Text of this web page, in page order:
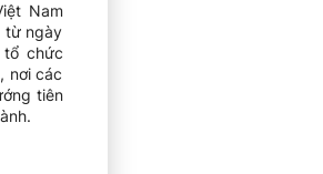
Nam
từ ngày
tổ chức
nơi các
tiên